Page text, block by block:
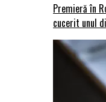
Premieră în
cucerit unul